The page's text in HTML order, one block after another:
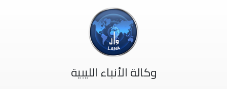
وكالة الأنباء الليبية